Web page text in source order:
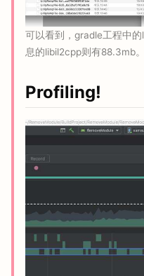
可以看到，gradle工程中
息的libil2cpp则有88.3mb。
Profiling!